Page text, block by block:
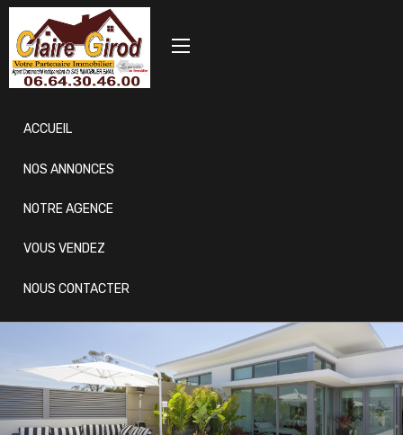
ACCUEIL
NOS ANNONCES
NOTRE AGENCE
VOUS VENDEZ
NOUS CONTACTER